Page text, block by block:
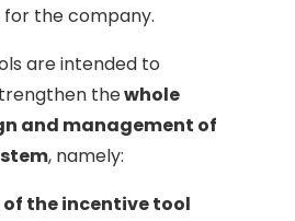
the company.
are intended to
thewhole
and management of
, namely:
of the incentive tool